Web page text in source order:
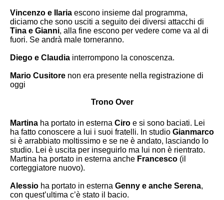
Vincenzo e Ilaria escono insieme dal programma,
diciamo che sono usciti a seguito dei diversi attacchi di
Tina e Gianni, alla fine escono per vedere come va al di
fuori. Se andrà male torneranno.
Diego e Claudia interrompono la conoscenza.
Mario Cusitore non era presente nella registrazione di
oggi
Trono Over
Martina ha portato in esterna Ciro e si sono baciati. Lei
ha fatto conoscere a lui i suoi fratelli. In studio Gianmarco
si è arrabbiato moltissimo e se ne è andato, lasciando lo
studio. Lei è uscita per inseguirlo ma lui non è rientrato.
Martina ha portato in esterna anche Francesco (il
corteggiatore nuovo).
Alessio ha portato in esterna Genny e anche Serena,
con quest’ultima c’è stato il
bacio.